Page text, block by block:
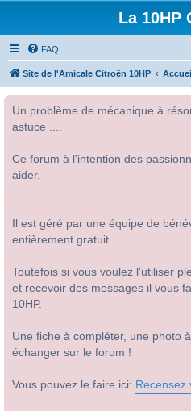
La 10HP
FAQ
Site de l'Amicale Citroën 10HP
Un problème de mécanique à
astuce ....
Ce forum à l'intention des
aider.
Il est géré par une équipe de
entièrement gratuit.
Toutefois si vous voulez l'utiliser
et recevoir des messages il vous
10HP.
Une fiche à compléter, une photo
échanger sur le forum !
Vous pouvez le faire ici: Recensez